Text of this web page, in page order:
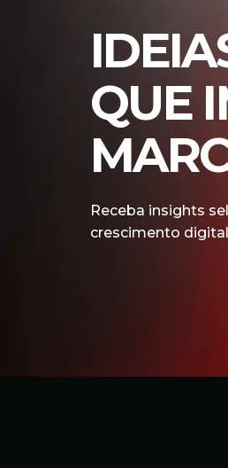
QUE
Receba insights
crescimento